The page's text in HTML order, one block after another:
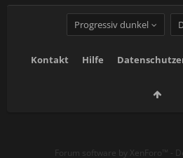
Progressiv dunkel
Kontakt Hilfe
Forum software by XenForo™ -